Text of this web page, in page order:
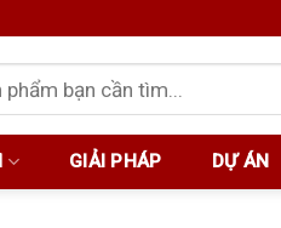
GIẢI PHÁP DỰ ÁN